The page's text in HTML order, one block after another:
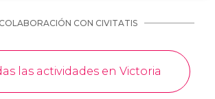
CON CIVITATIS
las actividades en Victoria